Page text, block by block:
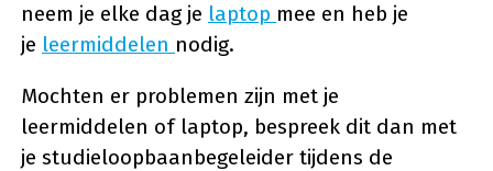
neem je elke dag je laptop mee en heb je
je leermiddelen nodig.
Mochten er problemen zijn met je
leermiddelen of laptop, bespreek dit dan met
je studieloopbaanbegeleider tijdens de